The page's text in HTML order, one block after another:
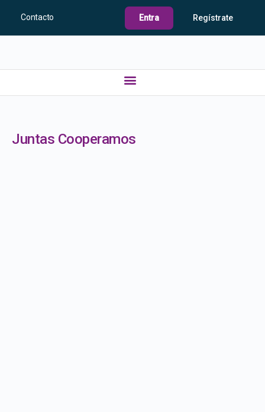
Contacto Entra Regístrate
Juntas Cooperamos